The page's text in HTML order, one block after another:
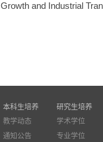
Growth and Industrial
本科生培养
教学动态
通知公告
研究生培养
学术学位
专业学位